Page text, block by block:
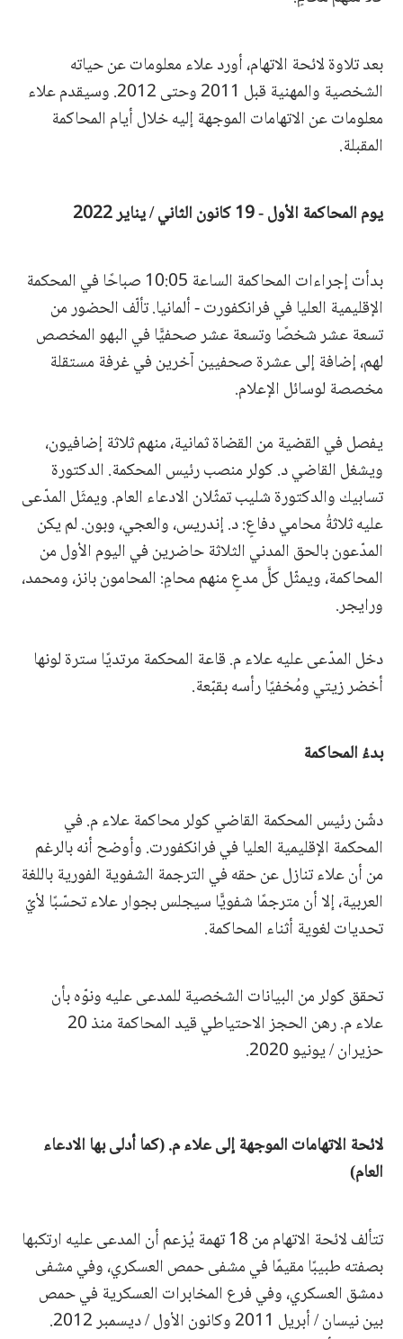
بعد تلاوة لائحة الاتهام، أورد علاء معلومات عن حياته
الشخصية والمهنية قبل 2011 وحتى 2012. وسيقدم علاء
معلومات عن الاتهامات الموجهة إليه خلال أيام المحاكمة
المقبلة.
يوم المحاكمة الأول - 19 كانون الثاني / يناير 2022
بدأت إجراءات المحاكمة الساعة 10:05 صباحًا في المحكمة
الإقليمية العليا في فرانكفورت - ألمانيا. تألّف الحضور من
تسعة عشر شخصًا وتسعة عشر صحفيًّا في البهو المخصص
لهم، إضافة إلى عشرة صحفيين آخرين في غرفة مستقلة
مخصصة لوسائل الإعلام.
يفصل في القضية من القضاة ثمانية، منهم ثلاثة إضافيون،
ويشغل القاضي د. كولر منصب رئيس المحكمة. الدكتورة
تسابيك والدكتورة شليب تمثّلان الادعاء العام. ويمثَل المدّعى
عليه ثلاثةُ محامي دفاعٍ: د. إندريس، والعجي، وبون. لم يكن
المدّعون بالحق المدني الثلاثة حاضرين في اليوم الأول من
المحاكمة، ويمثّل كلَّ مدعٍ منهم محامٍ: المحامون بانز، ومحمد،
ورايجر.
دخل المدّعى عليه علاء م. قاعة المحكمة مرتديًا سترة لونها
أخضر زيتي ومُخفيًا رأسه بقبّعة.
بدءُ المحاكمة
دشّن رئيس المحكمة القاضي كولر محاكمة علاء م. في
المحكمة الإقليمية العليا في فرانكفورت. وأوضح أنه بالرغم
من أن علاء تنازل عن حقه في الترجمة الشفوية الفورية باللغة
العربية، إلا أن مترجمًا شفويًّا سيجلس بجوار علاء تحسّبًا لأيّ
تحديات لغوية أثناء المحاكمة.
تحقق كولر من البيانات الشخصية للمدعى عليه ونوّه بأن
علاء م. رهن الحجز الاحتياطي قيد المحاكمة منذ 20
حزيران / يونيو 2020.
لائحة الاتهامات الموجهة إلى علاء م. (كما أدلى بها الادعاء
العام)
تتألف لائحة الاتهام من 18 تهمة يُزعم أن المدعى عليه ارتكبها
بصفته طبيبًا مقيمًا في مشفى حمص العسكري، وفي مشفى
دمشق العسكري، وفي فرع المخابرات العسكرية في حمص
بين نيسان / أبريل 2011 وكانون الأول / ديسمبر 2012.